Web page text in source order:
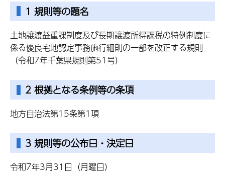
1 規則等の題名
土地譲渡益重課制度及び長期譲渡所得課税の特例制度に
係る優良宅地認定事務施行細則の一部を改正する規則
（令和7年千葉県規則第51号）
2 根拠となる条例等の条項
地方自治法第15条第1項
3 規則等の公布日・決定日
令和7年3月31日（月曜日）